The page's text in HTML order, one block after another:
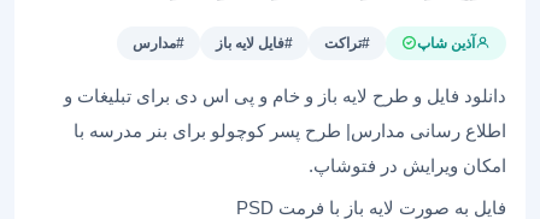
آذین شاپ #تراکت #فایل لایه باز #مدارس
دانلود فایل و طرح لایه باز و خام و پی اس دی برای تبلیغات و
اطلاع رسانی مدارس| طرح پسر کوچولو برای بنر مدرسه با
امکان ویرایش در فتوشاپ.
فایل به صورت لایه باز با فرمت PSD